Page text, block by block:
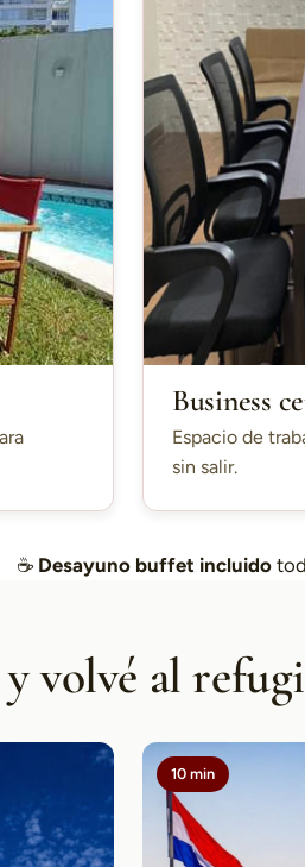
Business
Espacio de
sin salir.
☕ Desayuno buffet incluido
volvé al
10 min